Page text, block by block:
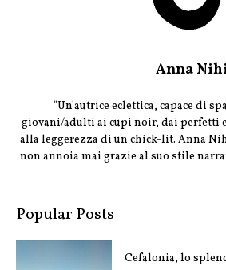
Anna
"Un'autrice eclettica, capace di
giovani/adulti ai cupi noir, dai
alla leggerezza di un chick-lit. Anna
non annoia mai grazie al suo stile
Popular Posts
Cefalonia, lo